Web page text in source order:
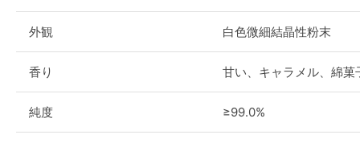
外観 白色微細結晶性粉末
香り 甘い、キャラメル、綿菓
純度 ≥99.0%